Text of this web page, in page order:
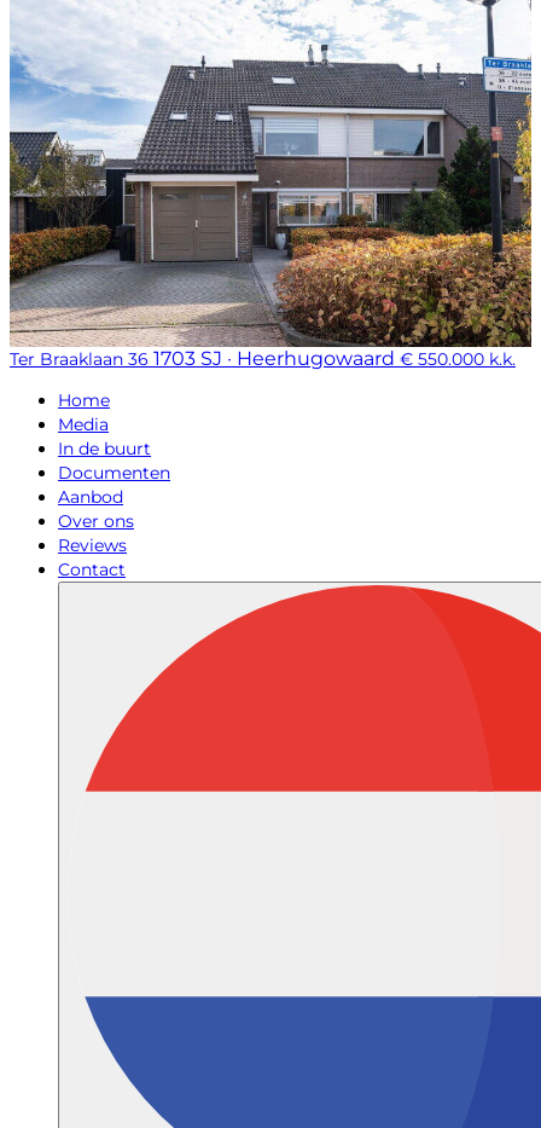
Ter Braaklaan 36 1703 SJ · Heerhugowaard € 550.000 k.k.
Home
Media
In de buurt
Documenten
Aanbod
Over ons
Reviews
Contact